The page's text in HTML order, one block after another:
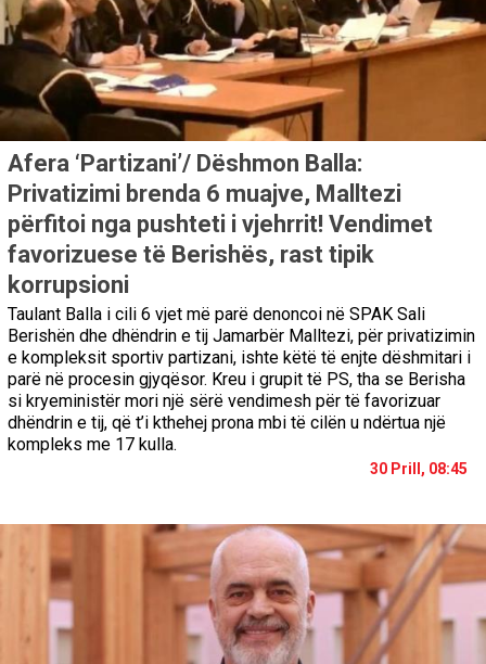
Afera ‘Partizani’/ Dëshmon Balla:
Privatizimi brenda 6 muajve, Malltezi
përfitoi nga pushteti i vjehrrit! Vendimet
favorizuese të Berishës, rast tipik
korrupsioni
Taulant Balla i cili 6 vjet më parë denoncoi në SPAK Sali
Berishën dhe dhëndrin e tij Jamarbër Malltezi, për privatizimin
e kompleksit sportiv partizani, ishte këtë të enjte dëshmitari i
parë në procesin gjyqësor. Kreu i grupit të PS, tha se Berisha
si kryeministër mori një sërë vendimesh për të favorizuar
dhëndrin e tij, që t’i kthehej prona mbi të cilën u ndërtua një
kompleks me 17 kulla.
30 Prill, 08:45